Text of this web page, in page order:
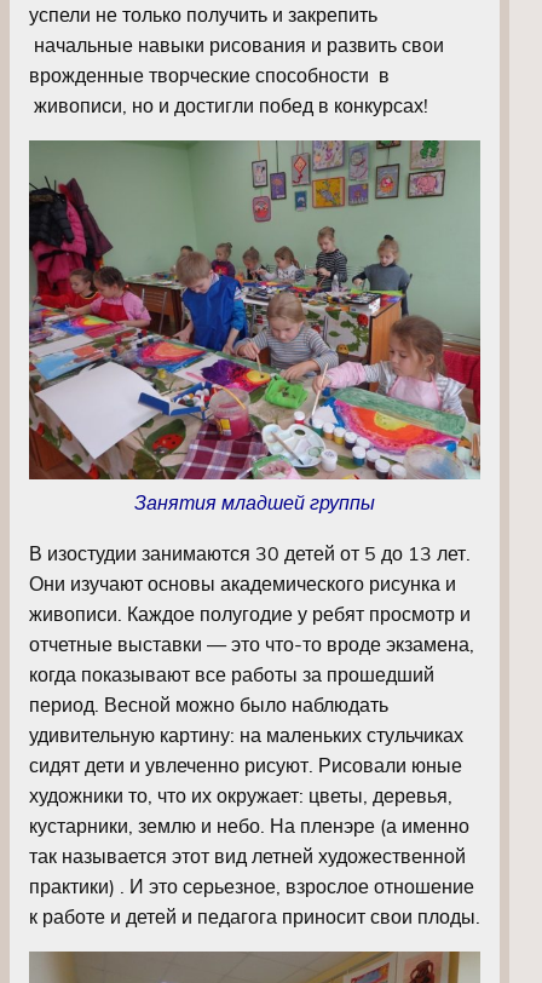
успели не только получить и закрепить
начальные навыки рисования и развить свои
врожденные творческие способности в
живописи, но и достигли побед в конкурсах!
Занятия младшей группы
В изостудии занимаются 30 детей от 5 до 13 лет.
Они изучают основы академического рисунка и
живописи. Каждое полугодие у ребят просмотр и
отчетные выставки — это что-то вроде экзамена,
когда показывают все работы за прошедший
период. Весной можно было наблюдать
удивительную картину: на маленьких стульчиках
сидят дети и увлеченно рисуют. Рисовали юные
художники то, что их окружает: цветы, деревья,
кустарники, землю и небо. На пленэре (а именно
так называется этот вид летней художественной
практики) . И это серьезное, взрослое отношение
к работе и детей и педагога приносит свои плоды.